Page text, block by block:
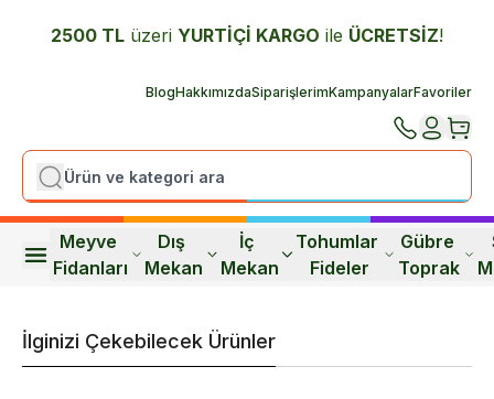
2500 TL üzeri YURTİÇİ KARGO ile ÜCRETSİZ!
BlogHakkımızdaSiparişlerimKampanyalarFavoriler
Meyve
Fidanları
Dış
Mekan
İç
Mekan
Tohumlar
Fideler
Gübre
Toprak
İlginizi Çekebilecek Ürünler